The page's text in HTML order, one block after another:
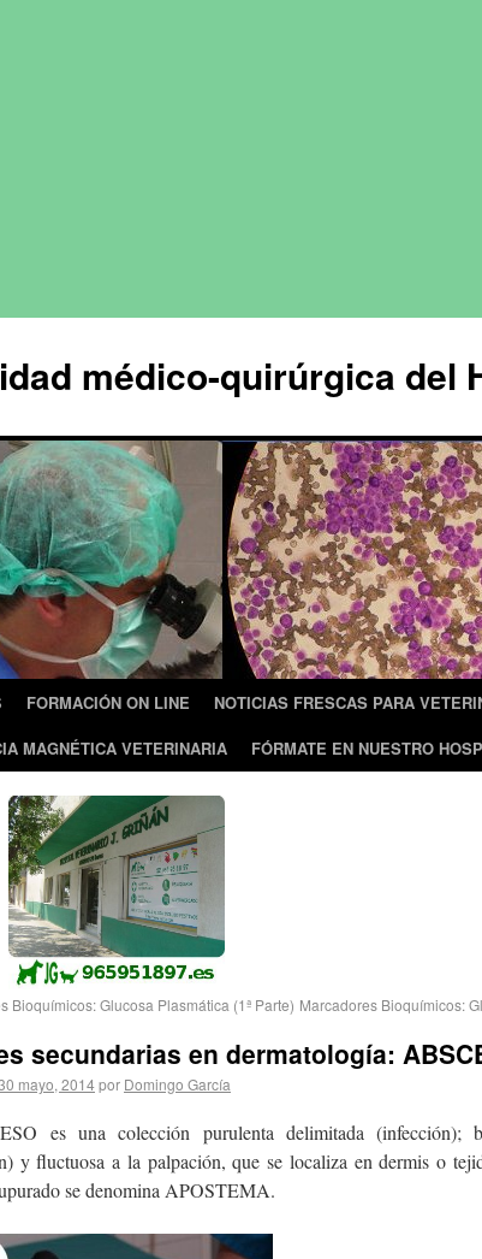
médico-quirúrgica del
FORMACIÓN ON LINE NOTICIAS FRESCAS PARA
MAGNÉTICA VETERINARIA
FÓRMATE EN NUESTRO
Bioquímicos: Glucosa Plasmática (1ª Parte) Marcadores Bioquímicos:
secundarias en dermatología:
mayo, 2014por Domingo García
es una colección purulenta delimitada (infección);
y fluctuosa a la palpación, que se localiza en dermis o
se denomina APOSTEMA.